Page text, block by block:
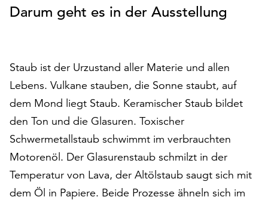
Statistikzwecken
Klicken
Sie
auf
„Alle
akzeptieren“,
um
alle
Cookies
zu
akzeptieren.
Darum geht es in der Ausstellung
Staub ist der Urzustand aller Materie und allen
Lebens. Vulkane stauben, die Sonne staubt, auf
dem Mond liegt Staub. Keramischer Staub bildet
den Ton und die Glasuren. Toxischer
Schwermetallstaub schwimmt im verbrauchten
Motorenöl. Der Glasurenstaub schmilzt in der
Temperatur von Lava, der Altölstaub saugt sich mit
dem Öl in Papiere. Beide Prozesse ähneln sich im